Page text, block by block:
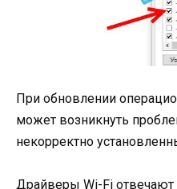
При обновлении
может возникнуть
некорректно
Драйверы Wi-Fi отвечают